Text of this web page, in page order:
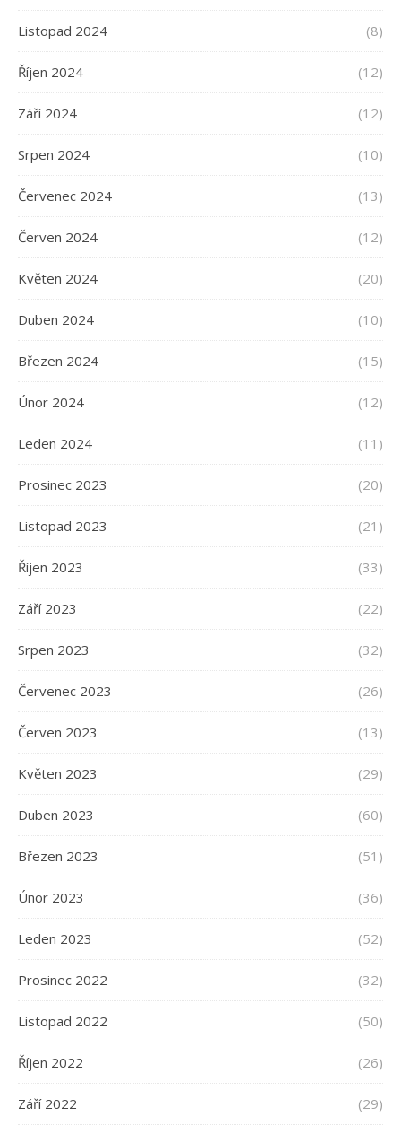
Listopad 2024 (8)
Říjen 2024 (12)
Září 2024 (12)
Srpen 2024 (10)
Červenec 2024 (13)
Červen 2024 (12)
Květen 2024 (20)
Duben 2024 (10)
Březen 2024 (15)
Únor 2024 (12)
Leden 2024 (11)
Prosinec 2023 (20)
Listopad 2023 (21)
Říjen 2023 (33)
Září 2023 (22)
Srpen 2023 (32)
Červenec 2023 (26)
Červen 2023 (13)
Květen 2023 (29)
Duben 2023 (60)
Březen 2023 (51)
Únor 2023 (36)
Leden 2023 (52)
Prosinec 2022 (32)
Listopad 2022 (50)
Říjen 2022 (26)
Září 2022 (29)